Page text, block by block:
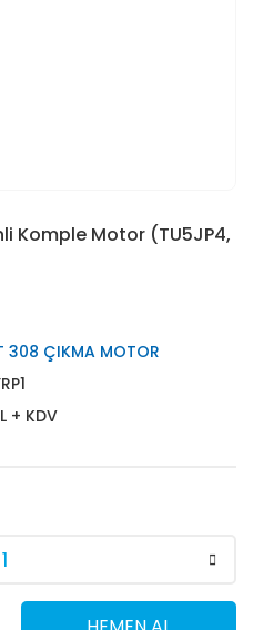
Komple Motor (TU5JP4,
308 ÇIKMA MOTOR
+ KDV